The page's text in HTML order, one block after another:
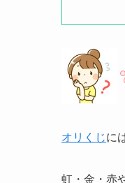
オリくじに
虹・金・赤